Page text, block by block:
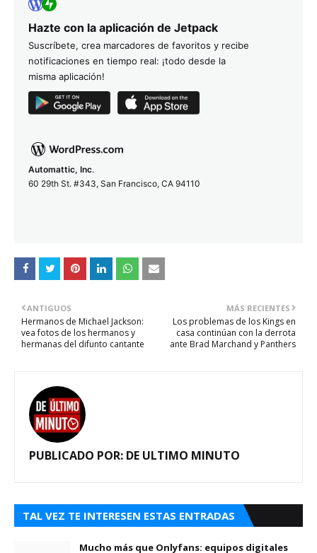
Hazte con la aplicación de Jetpack
Suscríbete, crea marcadores de favoritos y recibe
notificaciones en tiempo real: ¡todo desde la
misma aplicación!
Automattic, Inc.
60 29th St. #343, San Francisco, CA 94110
MÁS RECIENTES
Los problemas de los Kings en
casa continúan con la derrota
ante Brad Marchand y Panthers
ANTIGUOS
Hermanos de Michael Jackson:
vea fotos de los hermanos y
hermanas del difunto cantante
PUBLICADO POR: DE ULTIMO MINUTO
TAL VEZ TE INTERESEN ESTAS ENTRADAS
Mucho más que Onlyfans: equipos digitales